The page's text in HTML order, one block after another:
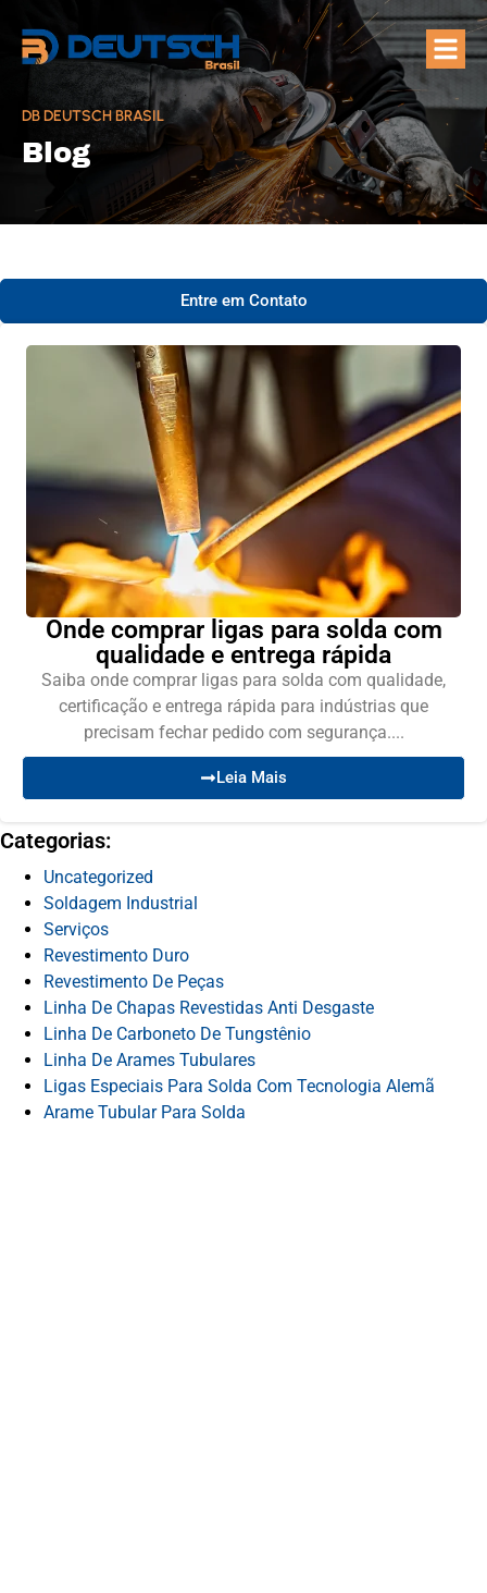
DB DEUTSCH BRASIL
Blog
Entre em Contato
Onde comprar ligas para solda com
qualidade e entrega rápida
Saiba onde comprar ligas para solda com qualidade,
certificação e entrega rápida para indústrias que
precisam fechar pedido com segurança....
Leia Mais
Categorias:
Uncategorized
Soldagem Industrial
Serviços
Revestimento Duro
Revestimento De Peças
Linha De Chapas Revestidas Anti Desgaste
Linha De Carboneto De Tungstênio
Linha De Arames Tubulares
Ligas Especiais Para Solda Com Tecnologia Alemã
Arame Tubular Para Solda